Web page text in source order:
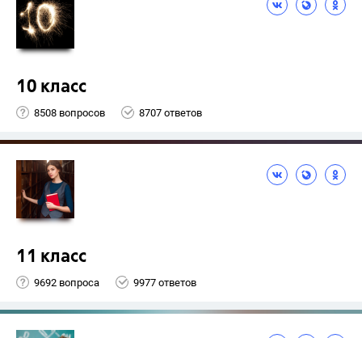
10 класс
8508 вопросов 8707 ответов
11 класс
9692 вопроса 9977 ответов